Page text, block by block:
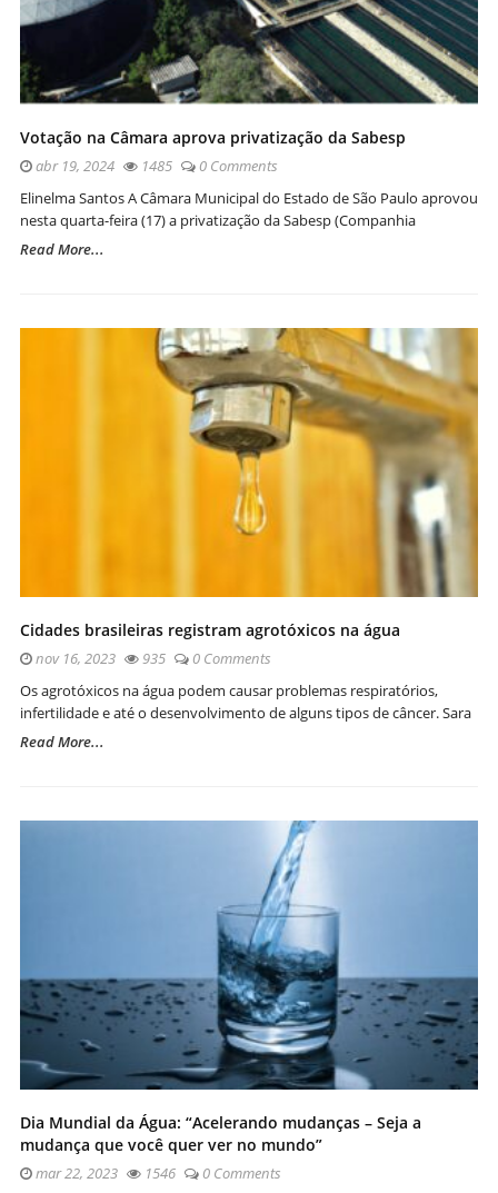
Votação na Câmara aprova privatização da Sabesp
abr 19, 2024 1485
0 Comments
Elinelma Santos A Câmara Municipal do Estado de São Paulo aprovou
nesta quarta-feira (17) a privatização da Sabesp (Companhia
Read More...
Cidades brasileiras registram agrotóxicos na água
nov 16, 2023 935
0 Comments
Os agrotóxicos na água podem causar problemas respiratórios,
infertilidade e até o desenvolvimento de alguns tipos de câncer. Sara
Read More...
Dia Mundial da Água: “Acelerando mudanças – Seja a
mudança que você quer ver no mundo”
mar 22, 2023 1546
0 Comments